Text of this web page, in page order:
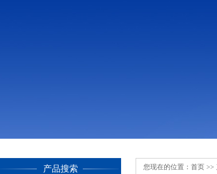
产品搜索 您现在的位置： 首页 >>